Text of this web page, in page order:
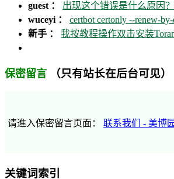
guest ： 出现这个错误是什么原因
wuceyi ： certbot certonly --renew-
新手 ： 我按教程操作双击安装
保密留言 （只有站长在后台可见）
请進入保密留言页面： 联系我们 - 美博园
关键词索引